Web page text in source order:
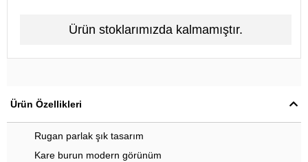
Ürün stoklarımızda kalmamıştır.
Ürün Özellikleri
Rugan parlak şık tasarım
Kare burun modern görünüm